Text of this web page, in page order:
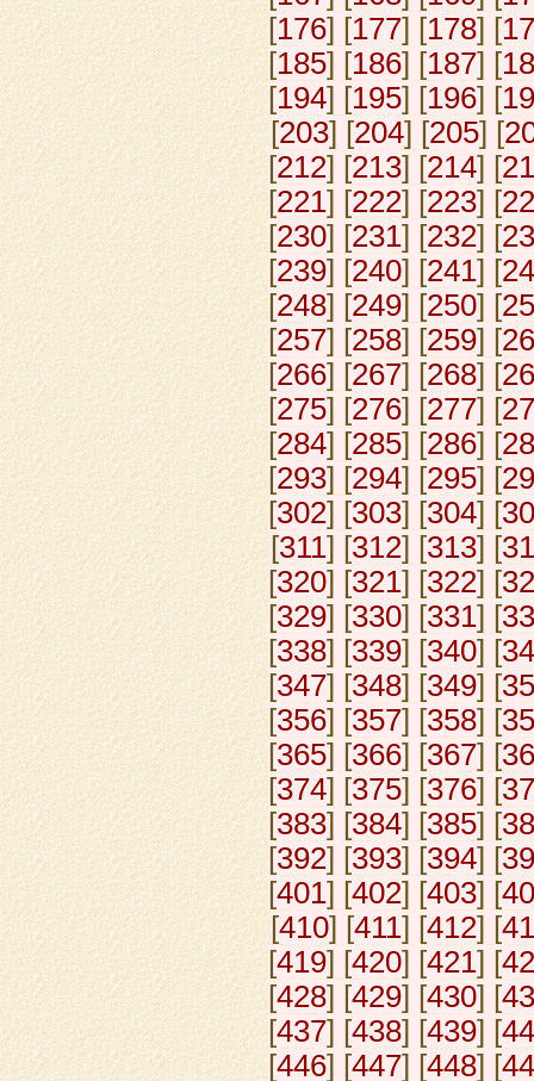
[176] [177] [178] [
[185] [186] [187] [
[194] [195] [196] [
[203] [204] [205] [
[212] [213] [214] [
[221] [222] [223] [
[230] [231] [232] [
[239] [240] [241] [
[248] [249] [250] [
[257] [258] [259] [
[266] [267] [268] [
[275] [276] [277] [
[284] [285] [286] [
[293] [294] [295] [
[302] [303] [304] [
[311] [312] [313] [
[320] [321] [322] [
[329] [330] [331] [
[338] [339] [340] [
[347] [348] [349] [
[356] [357] [358] [
[365] [366] [367] [
[374] [375] [376] [
[383] [384] [385] [
[392] [393] [394] [
[401] [402] [403] [
[410] [411] [412] [
[419] [420] [421] [
[428] [429] [430] [
[437] [438] [439] [
[446] [447] [448] [